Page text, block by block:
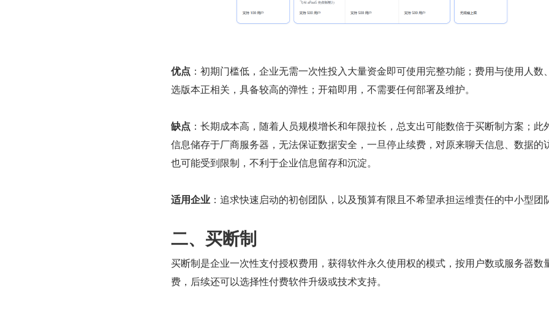
优点 ：初期门槛低，企业无需一次性投入大量资金即可使用完整功能；费用与使用人数
选版本正相关，具备较高的弹性；开箱即用，不需要任何部署及维护。
缺点 ：长期成本高，随着人员规模增长和年限拉长，总支出可能数倍于买断制方案；此
信息储存于厂商服务器，无法保证数据安全，一旦停止续费，对原来聊天信息、数据的
也可能受到限制，不利于企业信息留存和沉淀。
适用企业 ：追求快速启动的初创团队，以及预算有限且不希望承担运维责任的中小型团
二、买断制
买断制是企业一次性支付授权费用，获得软件永久使用权的模式，按用户数或服务器数
费，后续还可以选择性付费软件升级或技术支持。